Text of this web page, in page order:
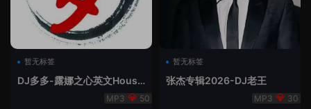
暂无标签
DJ多多-露娜之心英文House
50
暂无标签
张杰专辑2026-DJ老王
30